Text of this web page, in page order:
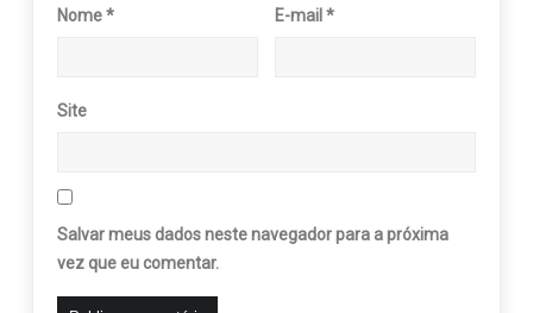
Nome* E-mail*
Site
Salvar meus dados neste navegador para a próxima
vez que eu comentar.